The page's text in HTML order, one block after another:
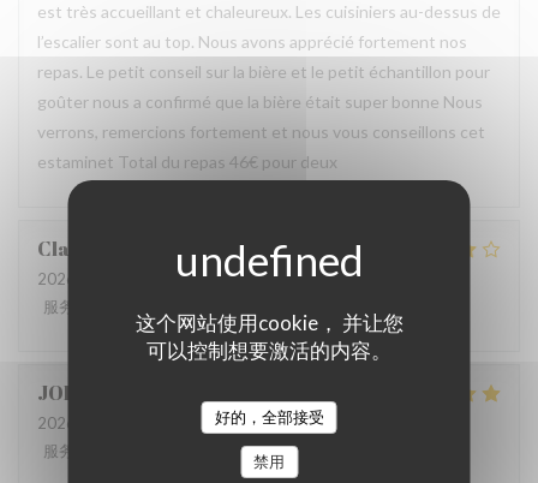
这个网站使用cookie， 并让您
可以控制想要激活的内容。
好的，全部接受
禁用
est très accueillant et chaleureux. Les cuisiniers au-dessus de
l’escalier sont au top. Nous avons apprécié fortement nos
repas. Le petit conseil sur la bière et le petit échantillon pour
goûter nous a confirmé que la bière était super bonne Nous
verrons, remercions fortement et nous vous conseillons cet
estaminet Total du repas 46€ pour deux
Claire
2026-07-22
- 12:30 - 来宾 2
服务
JOHN
2026-07-10
- 19:00 - 来宾 2
服务
5/5 质价比